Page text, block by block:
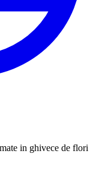
in ghivece de flori